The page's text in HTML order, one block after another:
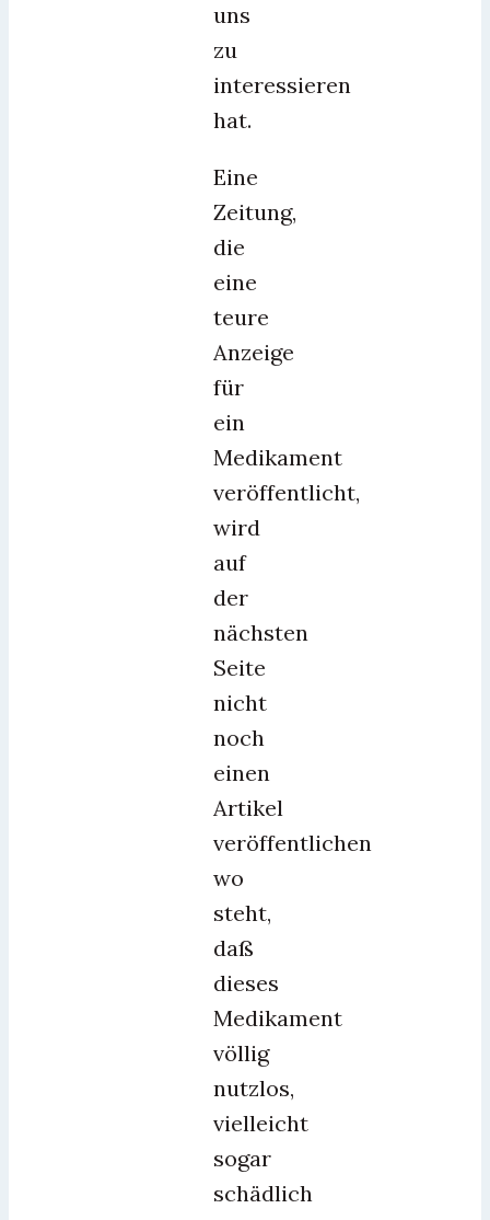
uns
zu
interessieren
hat.
Eine
Zeitung,
die
eine
teure
Anzeige
für
ein
Medikament
veröffentlicht,
wird
auf
der
nächsten
Seite
nicht
noch
einen
Artikel
veröffentlichen
wo
steht,
daß
dieses
Medikament
völlig
nutzlos,
vielleicht
sogar
schädlich